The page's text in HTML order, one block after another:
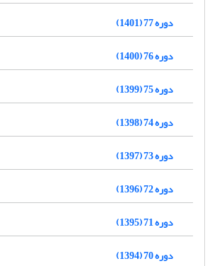
دوره 77 (1401)
دوره 76 (1400)
دوره 75 (1399)
دوره 74 (1398)
دوره 73 (1397)
دوره 72 (1396)
دوره 71 (1395)
دوره 70 (1394)